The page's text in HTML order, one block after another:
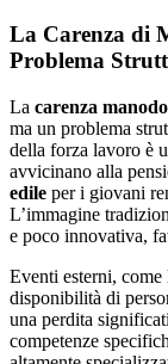
La Carenza di
Problema
La carenza
ma un problema
della forza lavoro è
avvicinano alla
edile per i giovani
L’immagine
e poco innovativa,
Eventi esterni,
disponibilità di
una perdita
competenze